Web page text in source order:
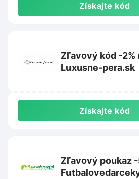
Získajte kód
Zľavový kód -2%
Luxusne-pera.sk
Získajte kód
Zľavový poukaz -